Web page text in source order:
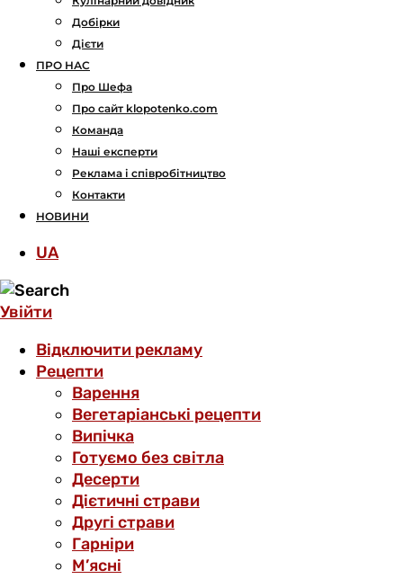
Добірки
Дієти
ПРО НАС
Про Шефа
Про сайт klopotenko.com
Команда
Наші експерти
Реклама і співробітництво
Контакти
НОВИНИ
UA
Увійти
Відключити рекламу
Рецепти
Варення
Вегетаріанські рецепти
Випічка
Готуємо без світла
Десерти
Дієтичні страви
Другі страви
Гарніри
М’ясні